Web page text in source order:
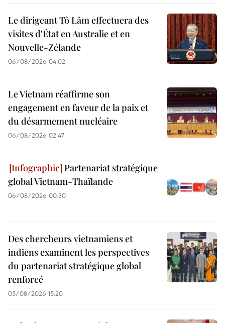
Le dirigeant Tô Lâm effectuera des
visites d'État en Australie et en
Nouvelle-Zélande
06/08/2026 04:02
Le Vietnam réaffirme son
engagement en faveur de la paix et
du désarmement nucléaire
06/08/2026 02:47
Partenariat stratégique
global Vietnam-Thaïlande
06/08/2026 00:30
Des chercheurs vietnamiens et
indiens examinent les perspectives
du partenariat stratégique global
renforcé
05/08/2026 15:20